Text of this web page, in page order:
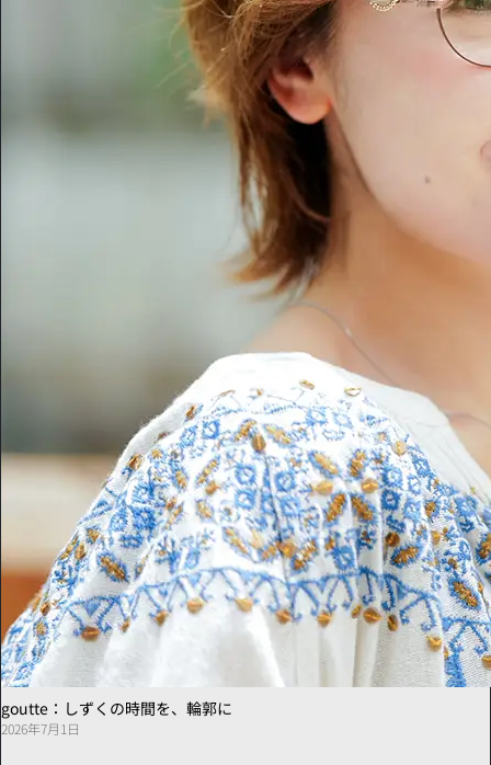
goutte：しずくの時間を、輪郭に
2026年7月1日